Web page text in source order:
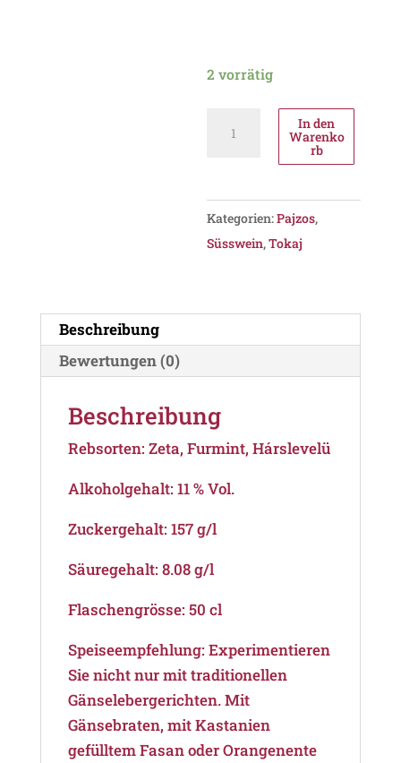
2 vorrätig
Tokaji
Puttonyos
Aszú
2017,
Menge
In den
Warenko
rb
Kategorien:Pajzos,
Süsswein,Tokaj
Beschreibung
Bewertungen (0)
Beschreibung
Rebsorten: Zeta, Furmint, Hárslevelü
Alkoholgehalt: 11 % Vol.
Zuckergehalt: 157 g/l
Säuregehalt: 8.08 g/l
Flaschengrösse: 50 cl
Speiseempfehlung: Experimentieren
Sie nicht nur mit traditionellen
Gänselebergerichten. Mit
Gänsebraten, mit Kastanien
gefülltem Fasan oder Orangenente